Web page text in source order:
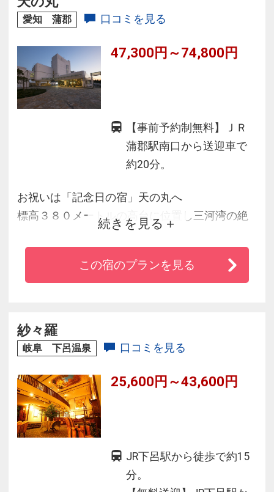
ぎ日和をご満喫ください。
愛知 蒲郡 口コミを見る
47,300円～74,800円
【事前予約制無料】ＪＲ
蒲郡駅南口から送迎車で
約20分。
お祝いは「記念日の宿」天の丸へ
標高３８０メートルの高台に位置し三河湾の絶
景夜景に感動いただけます。
旬の食材を活かした彩り豊かな会席膳を夜景と
続きを見る
この宿のプランを見る
紗々羅
岐阜 下呂温泉 口コミを見る
25,600円～43,600円
JR下呂駅から徒歩で約15
分。